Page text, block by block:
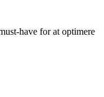
have for at optimere